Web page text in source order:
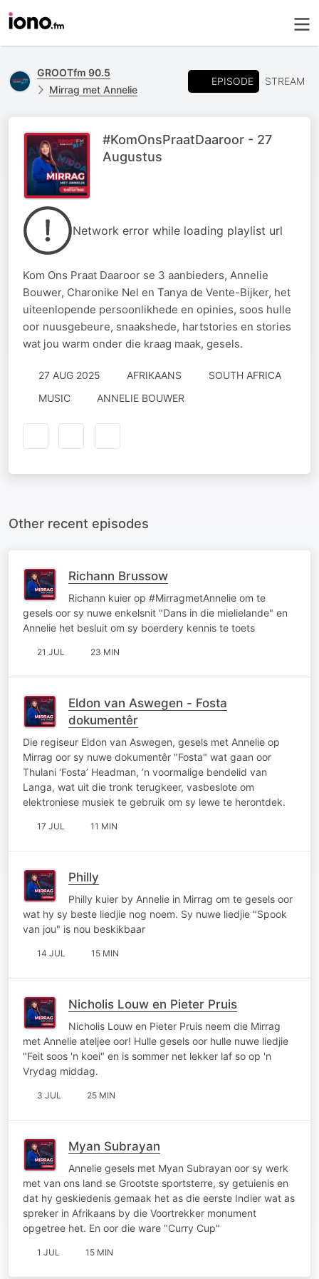
GROOTfm 90.5
Mirrag met Annelie
EPISODE STREAM
#KomOnsPraatDaaroor - 27
Augustus
Network error while loading playlist url
Kom Ons Praat Daaroor se 3 aanbieders, Annelie
Bouwer, Charonike Nel en Tanya de Vente-Bijker, het
uiteenlopende persoonlikhede en opinies, soos hulle
oor nuusgebeure, snaakshede, hartstories en stories
wat jou warm onder die kraag maak, gesels.
27 AUG 2025 AFRIKAANS
SOUTH AFRICA
MUSIC
ANNELIE BOUWER
Other recent episodes
Richann Brussow
Richann kuier op #MirragmetAnnelie om te
gesels oor sy nuwe enkelsnit "Dans in die mielielande" en
Annelie het besluit om sy boerdery kennis te toets
21 JUL 23 MIN
Eldon van Aswegen - Fosta
dokumentêr
Die regiseur Eldon van Aswegen, gesels met Annelie op
Mirrag oor sy nuwe dokumentêr "Fosta" wat gaan oor
Thulani ‘Fosta’ Headman, ’n voormalige bendelid van
Langa, wat uit die tronk terugkeer, vasbeslote om
elektroniese musiek te gebruik om sy lewe te herontdek.
17 JUL 11 MIN
Philly
Philly kuier by Annelie in Mirrag om te gesels oor
wat hy sy beste liedjie nog noem. Sy nuwe liedjie "Spook
van jou" is nou beskikbaar
14 JUL 15 MIN
Nicholis Louw en Pieter Pruis
Nicholis Louw en Pieter Pruis neem die Mirrag
met Annelie ateljee oor! Hulle gesels oor hulle nuwe liedjie
"Feit soos 'n koei" en is sommer net lekker laf so op 'n
Vrydag middag.
3 JUL 25 MIN
Myan Subrayan
Annelie gesels met Myan Subrayan oor sy werk
met van ons land se Grootste sportsterre, sy getuienis en
dat hy geskiedenis gemaak het as die eerste Indier wat as
spreker in Afrikaans by die Voortrekker monument
opgetree het. En oor die ware "Curry Cup"
1 JUL 15 MIN